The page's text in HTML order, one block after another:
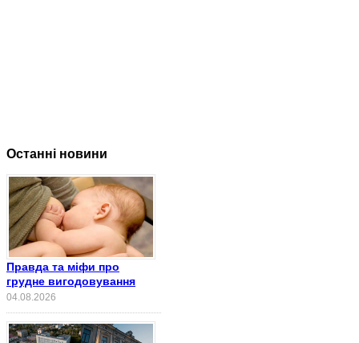
Останні новини
Правда та міфи про
грудне вигодовування
04.08.2026